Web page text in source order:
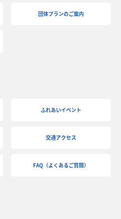
団体プランのご案内
ふれあいイベント
交通アクセス
FAQ（よくあるご質問）